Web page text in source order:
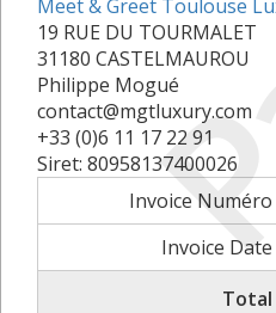
Meet & Greet Toulouse
19 RUE DU TOURMALET
31180 CASTELMAUROU
Philippe Mogué
contact@mgtluxury.com
+33 (0)6 11 17 22 91
Siret: 80958137400026
Invoice Numéro
Invoice Date
Total